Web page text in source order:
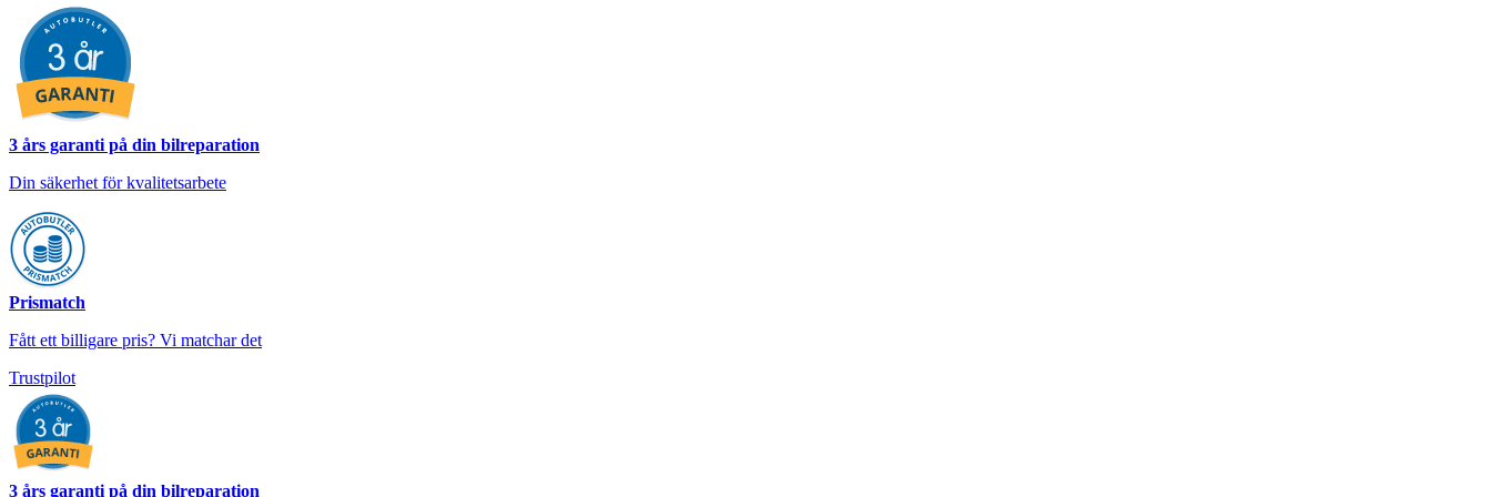
3 års garanti på din bilreparation
Din säkerhet för kvalitetsarbete
Prismatch
Fått ett billigare pris? Vi matchar det
Trustpilot
3 års garanti på din bilreparation